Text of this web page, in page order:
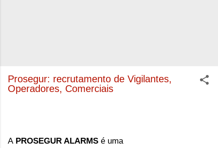
Prosegur: recrutamento de Vigilantes,
Operadores, Comerciais
A PROSEGUR ALARMS é uma